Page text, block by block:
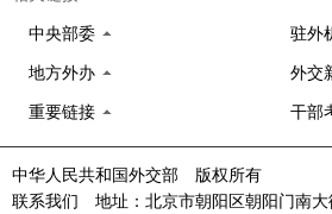
中央部委 驻外
地方外办 外交
重要链接 干部
中华人民共和国外交部 版权所有
联系我们 地址：北京市朝阳区朝阳门南